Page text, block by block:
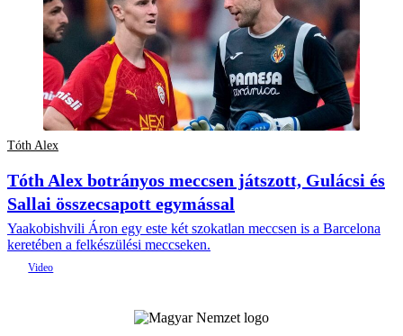
Tóth Alex
Tóth Alex botrányos meccsen játszott, Gulácsi és
Sallai összecsapott egymással
Yaakobishvili Áron egy este két szokatlan meccsen is a Barcelona
keretében a felkészülési meccseken.